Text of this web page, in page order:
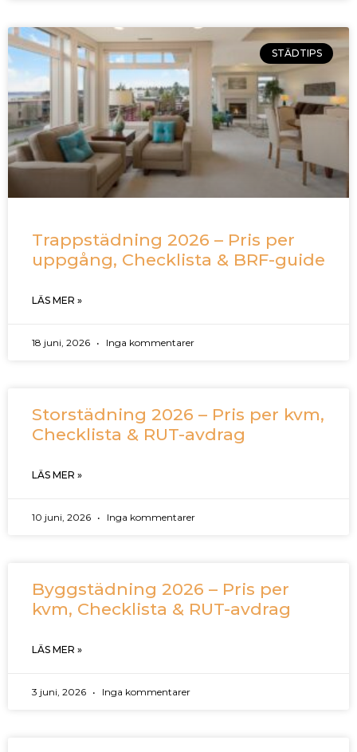
STÄDTIPS
Trappstädning 2026 – Pris per
uppgång, Checklista & BRF-guide
LÄS MER »
18 juni, 2026 Inga kommentarer
Storstädning 2026 – Pris per kvm,
Checklista & RUT-avdrag
LÄS MER »
10 juni, 2026 Inga kommentarer
Byggstädning 2026 – Pris per
kvm, Checklista & RUT-avdrag
LÄS MER »
3 juni, 2026 Inga kommentarer